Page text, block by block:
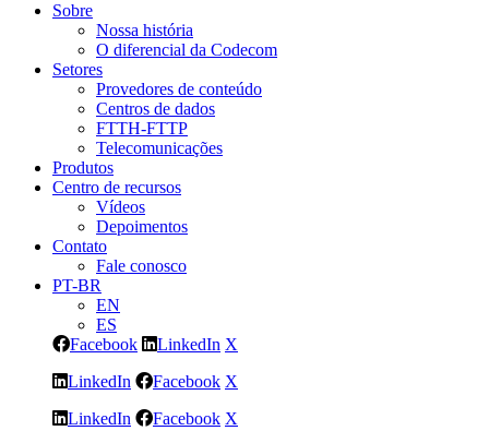
Sobre
Nossa história
O diferencial da Codecom
Setores
Provedores de conteúdo
Centros de dados
FTTH-FTTP
Telecomunicações
Produtos
Centro de recursos
Vídeos
Depoimentos
Contato
Fale conosco
PT-BR
EN
ES
Facebook
LinkedIn X
LinkedIn
Facebook X
LinkedIn
Facebook X